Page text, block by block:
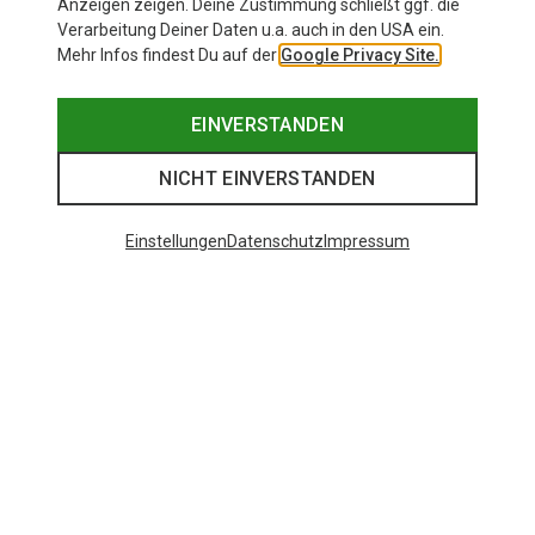
Anzeigen zeigen. Deine Zustimmung schließt ggf. die
Verarbeitung Deiner Daten u.a. auch in den USA ein.
Mehr Infos findest Du auf der Google Privacy Site.
EINVERSTANDEN
NICHT EINVERSTANDEN
EinstellungenDatenschutz Impressum